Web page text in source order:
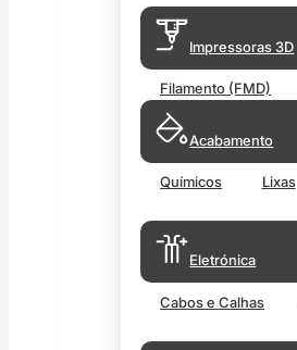
Impressoras 3D
Filamento (FMD)
Acabamento
Químicos Lixas
Eletrónica
Cabos e Calhas